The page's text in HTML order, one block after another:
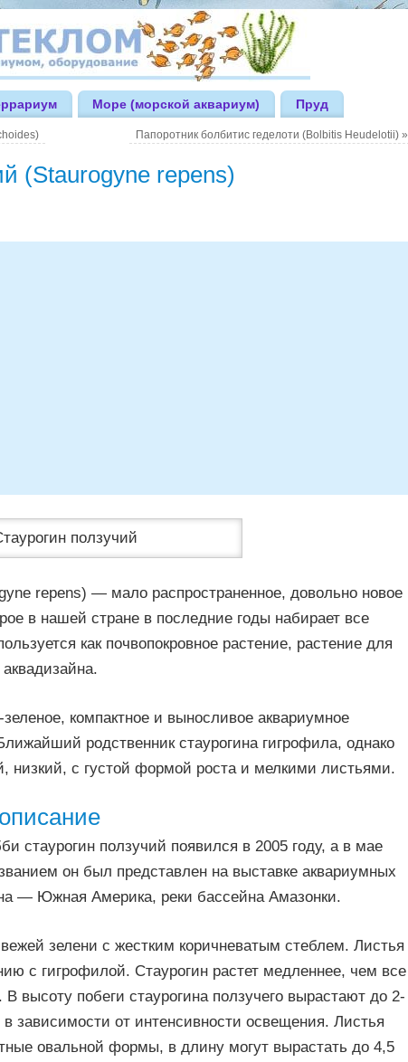
Море (морской аквариум) Пруд
Папоротник болбитис геделоти (Bolbitis Heudelotii)»
(Staurogyne repens)
repens) — мало распространенное, довольно новое
в нашей стране в последние годы набирает все
как почвопокровное растение, растение для
компактное и выносливое аквариумное
родственник стаурогина гигрофила, однако
низкий, с густой формой роста и мелкими листьями.
стаурогин ползучий появился в 2005 году, а в мае
он был представлен на выставке аквариумных
— Южная Америка, реки бассейна Амазонки.
зелени с жестким коричневатым стеблем. Листья
с гигрофилой. Стаурогин растет медленнее, чем все
высоту побеги стаурогина ползучего вырастают до 2-
зависимости от интенсивности освещения. Листья
овальной формы, в длину могут вырастать до 4,5